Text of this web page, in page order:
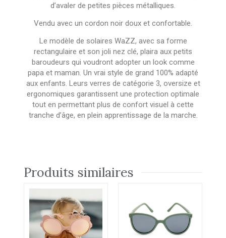
d’avaler de petites pièces métalliques.
Vendu avec un cordon noir doux et confortable.
Le modèle de solaires WaZZ, avec sa forme
rectangulaire et son joli nez clé, plaira aux petits
baroudeurs qui voudront adopter un look comme
papa et maman. Un vrai style de grand 100% adapté
aux enfants. Leurs verres de catégorie 3, oversize et
ergonomiques garantissent une protection optimale
tout en permettant plus de confort visuel à cette
tranche d’âge, en plein apprentissage de la marche.
Produits similaires